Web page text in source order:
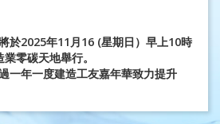
於2025年11月16 (星期日）早上10時
零碳天地舉行。
一年一度建造工友嘉年華致力提升